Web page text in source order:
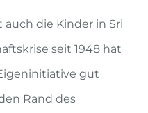
die Kinder in Sri
seit 1948 hat
gut
Rand des